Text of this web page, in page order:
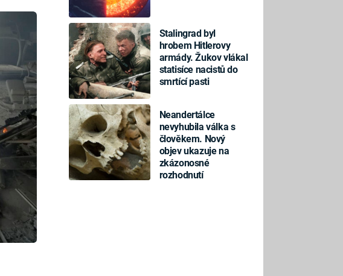
Stalingrad byl
hrobem Hitlerovy
armády. Žukov vlákal
statisíce nacistů do
smrtící pasti
Neandertálce
nevyhubila válka s
člověkem. Nový
objev ukazuje na
zkázonosné
rozhodnutí